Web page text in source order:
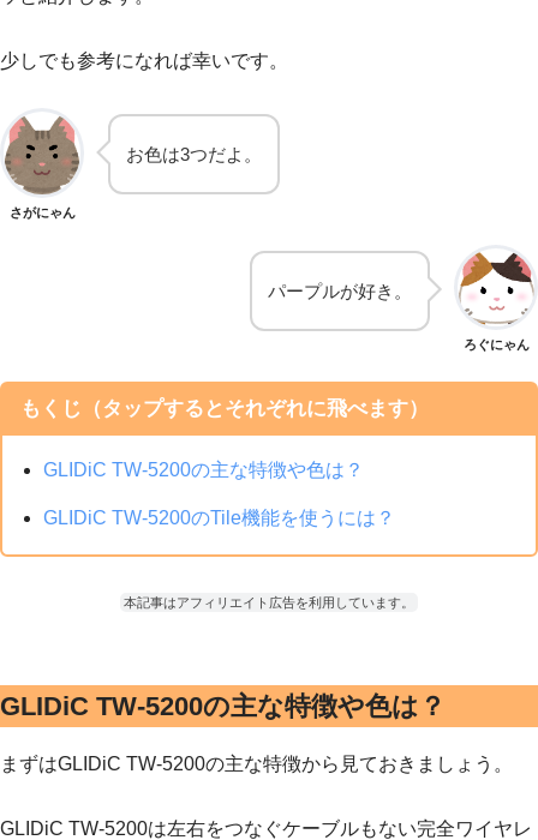
少しでも参考になれば幸いです。
さがにゃん
お色は3つだよ。
ろぐにゃん
パープルが好き。
もくじ（タップするとそれぞれに飛べます）
GLIDiC TW-5200の主な特徴や色は？
GLIDiC TW-5200のTile機能を使うには？
本記事はアフィリエイト広告を利用しています。
GLIDiC TW-5200の主な特徴や色は？
まずはGLIDiC TW-5200の主な特徴から見ておきましょう。
GLIDiC TW-5200は左右をつなぐケーブルもない完全ワイヤレ